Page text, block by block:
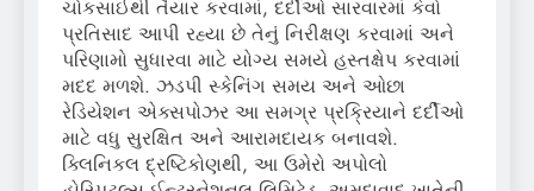
ચોકસાઈથી તૈયાર કરવામાં, દર્દીઓ સારવારમાં કેવો
પ્રતિસાદ આપી રહ્યા છે તેનું નિરીક્ષણ કરવામાં અને
પરિણામો સુધારવા માટે યોગ્ય સમયે હસ્તક્ષેપ કરવામાં
મદદ મળશે. ઝડપી સ્કેનિંગ સમય અને ઓછા
રેડિયેશન એક્સપોઝર આ સમગ્ર પ્રક્રિયાને દર્દીઓ
માટે વધુ સુરક્ષિત અને આરામદાયક બનાવશે.
ક્લિનિકલ દ્રષ્ટિકોણથી, આ ઉમેરો અપોલો